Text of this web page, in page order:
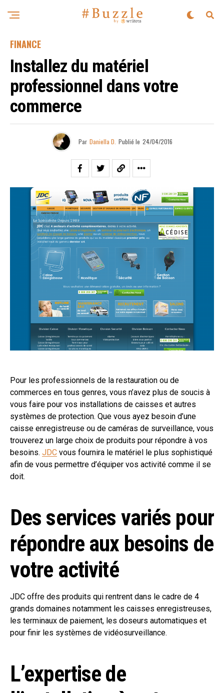
FINANCE
Installez du matériel
professionnel dans votre
commerce
Par Daniella D. Publié le 24/04/2016
Pour les professionnels de la restauration ou de
commerces en tous genres, vous n’avez plus de soucis à
vous faire pour vos installations de caisses et autres
systèmes de protection. Que vous ayez besoin d’une
caisse enregistreuse ou de caméras de surveillance, vous
trouverez un large choix de produits pour répondre à vos
besoins. JDC vous fournira le matériel le plus sophistiqué
afin de vous permettre d’équiper vos activité comme il se
doit.
Des services variés pour
répondre aux besoins de
votre activité
JDC offre des produits qui rentrent dans le cadre de 4
grands domaines notamment les caisses enregistreuses,
les terminaux de paiement, les doseurs automatiques et
pour finir les systèmes de vidéosurveillance.
L’expertise de